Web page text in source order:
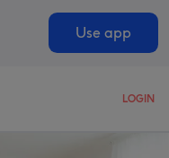
Use app
LOGIN